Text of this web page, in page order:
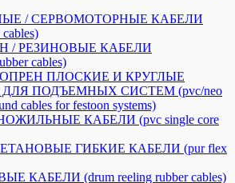
/ СЕРВОМОТОРНЫЕ КАБЕЛИ
/ РЕЗИНОВЫЕ КАБЕЛИ
cables)
ПЛОСКИЕ И КРУГЛЫЕ
ПОДЪЕМНЫХ СИСТЕМ (pvc/neo
cables for festoon systems)
КАБЕЛИ (pvc single core
ГИБКИЕ КАБЕЛИ (pur flex
КАБЕЛИ (drum reeling rubber cables)